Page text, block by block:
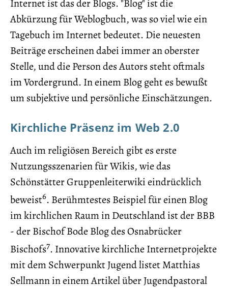
Internet ist das der Blogs. "Blog" ist die
Abkürzung für Weblogbuch, was so viel wie ein
Tagebuch im Internet bedeutet. Die neuesten
Beiträge erscheinen dabei immer an oberster
Stelle, und die Person des Autors steht oftmals
im Vordergrund. In einem Blog geht es bewußt
um subjektive und persönliche Einschätzungen.
Kirchliche Präsenz im Web 2.0
Auch im religiösen Bereich gibt es erste
Nutzungsszenarien für Wikis, wie das
Schönstätter Gruppenleiterwiki eindrücklich
beweist6. Berühmtestes Beispiel für einen Blog
im kirchlichen Raum in Deutschland ist der BBB
- der Bischof Bode Blog des Osnabrücker
Bischofs7. Innovative kirchliche Internetprojekte
mit dem Schwerpunkt Jugend listet Matthias
Sellmann in einem Artikel über Jugendpastoral